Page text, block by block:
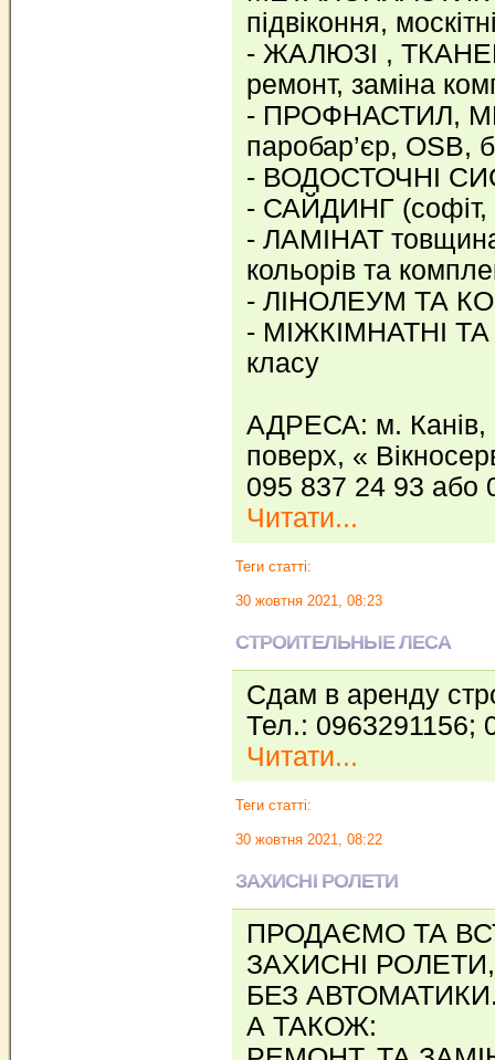
підвіконня,
- ЖАЛЮЗІ ,
ремонт, заміна
- ПРОФНАСТИЛ,
паробар’єр, OSB,
- ВОДОСТОЧНІ
- САЙДИНГ (софіт,
- ЛАМІНАТ
кольорів та
- ЛІНОЛЕУМ ТА
- МІЖКІМНАТНІ ТА
класу
АДРЕСА: м. Канів,
поверх, «
095 837 24 93 або
Читати...
Теги статті:
30 жовтня 2021, 08:23
СТРОИТЕЛЬНЫЕ ЛЕСА
Сдам в аренду
Тел.: 0963291156;
Читати...
Теги статті:
30 жовтня 2021, 08:22
ЗАХИСНІ РОЛЕТИ
ПРОДАЄМО ТА
ЗАХИСНІ
БЕЗ
А ТАКОЖ: